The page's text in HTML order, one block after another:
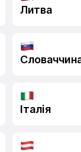
Литва
Італія